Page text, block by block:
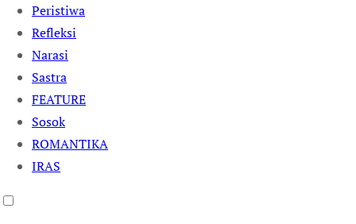
Peristiwa
Refleksi
Narasi
Sastra
FEATURE
Sosok
ROMANTIKA
IRAS